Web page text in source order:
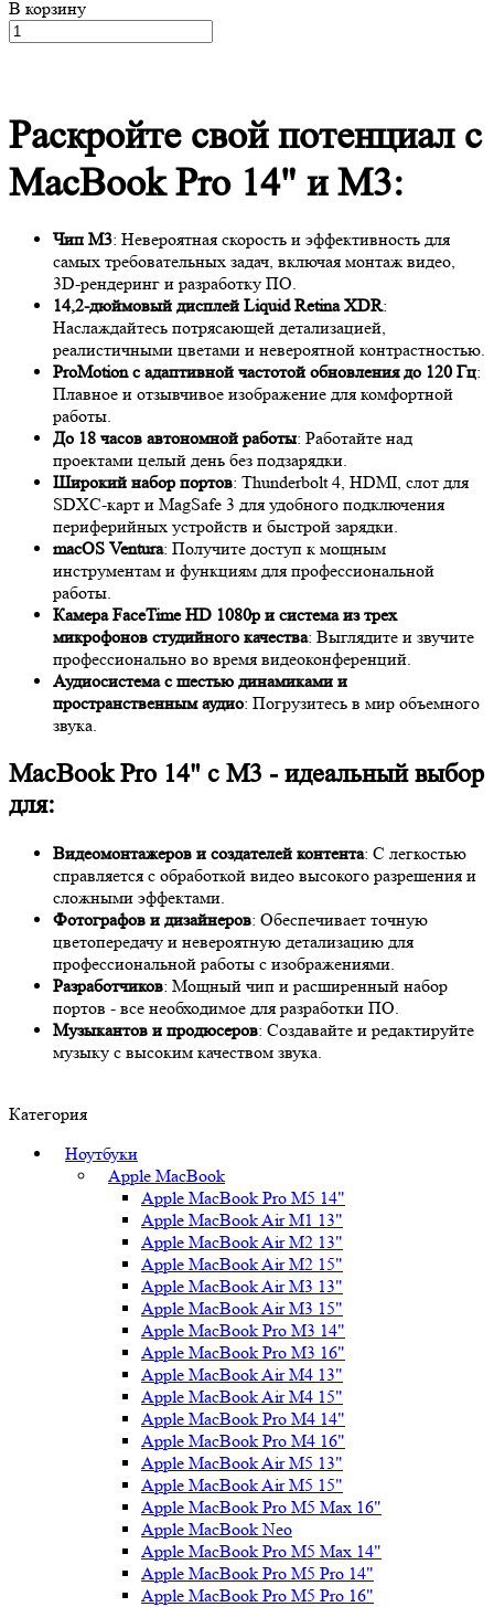
В корзину
Раскройте свой потенциал с
MacBook Pro 14" и M3:
Чип M3: Невероятная скорость и эффективность для
самых требовательных задач, включая монтаж видео,
3D-рендеринг и разработку ПО.
14,2-дюймовый дисплей Liquid Retina XDR:
Наслаждайтесь потрясающей детализацией,
реалистичными цветами и невероятной контрастностью.
ProMotion с адаптивной частотой обновления до 120 Гц:
Плавное и отзывчивое изображение для комфортной
работы.
До 18 часов автономной работы: Работайте над
проектами целый день без подзарядки.
Широкий набор портов: Thunderbolt 4, HDMI, слот для
SDXC-карт и MagSafe 3 для удобного подключения
периферийных устройств и быстрой зарядки.
macOS Ventura: Получите доступ к мощным
инструментам и функциям для профессиональной
работы.
Камера FaceTime HD 1080p и система из трех
микрофонов студийного качества: Выглядите и звучите
профессионально во время видеоконференций.
Аудиосистема с шестью динамиками и
пространственным аудио: Погрузитесь в мир объемного
звука.
MacBook Pro 14" с M3 - идеальный выбор
для:
Видеомонтажеров и создателей контента: С легкостью
справляется с обработкой видео высокого разрешения и
сложными эффектами.
Фотографов и дизайнеров: Обеспечивает точную
цветопередачу и невероятную детализацию для
профессиональной работы с изображениями.
Разработчиков: Мощный чип и расширенный набор
портов - все необходимое для разработки ПО.
Музыкантов и продюсеров: Создавайте и редактируйте
музыку с высоким качеством звука.
Категория
Ноутбуки
Apple MacBook
Apple MacBook Pro M5 14"
Apple MacBook Air M1 13"
Apple MacBook Air M2 13"
Apple MacBook Air M2 15"
Apple MacBook Air M3 13"
Apple MacBook Air M3 15"
Apple MacBook Pro M3 14"
Apple MacBook Pro M3 16"
Apple MacBook Air M4 13"
Apple MacBook Air M4 15"
Apple MacBook Pro M4 14"
Apple MacBook Pro M4 16"
Apple MacBook Air M5 13"
Apple MacBook Air M5 15"
Apple MacBook Pro M5 Max 16"
Apple MacBook Neo
Apple MacBook Pro M5 Max 14"
Apple MacBook Pro M5 Pro 14"
Apple MacBook Pro M5 Pro 16"